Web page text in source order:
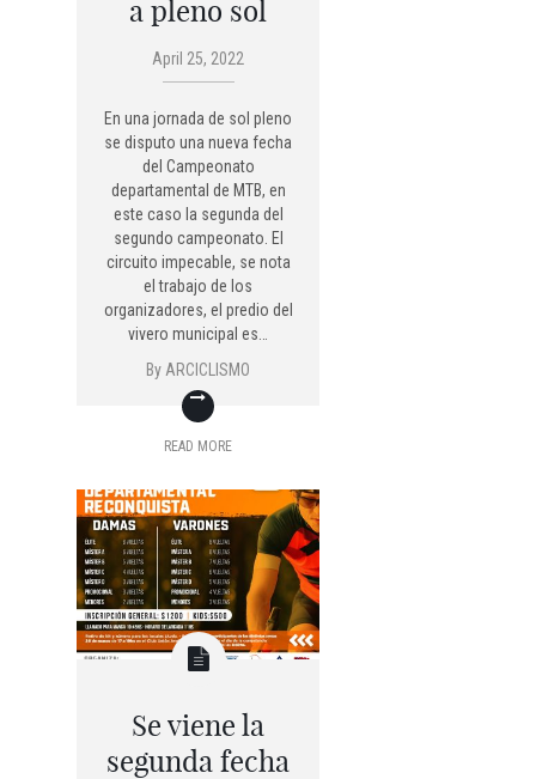
a pleno sol
April 25, 2022
En una jornada de sol pleno
se disputo una nueva fecha
del Campeonato
departamental de MTB, en
este caso la segunda del
segundo campeonato. El
circuito impecable, se nota
el trabajo de los
organizadores, el predio del
vivero municipal es…
By ARCICLISMO
READ MORE
Se viene la
segunda fecha